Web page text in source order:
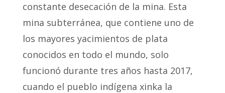
constante desecación de la mina. Esta
mina subterránea, que contiene uno de
los mayores yacimientos de plata
conocidos en todo el mundo, solo
funcionó durante tres años hasta 2017,
cuando el pueblo indígena xinka la